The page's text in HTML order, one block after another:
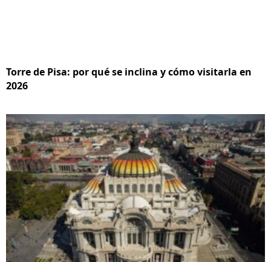
Torre de Pisa: por qué se inclina y cómo visitarla en
2026